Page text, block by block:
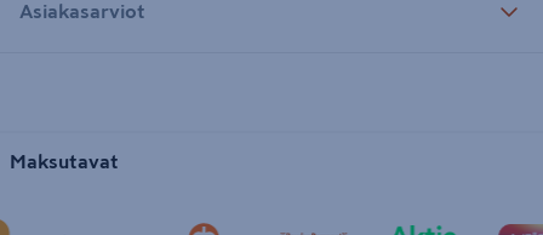
Asiakasarviot
Maksutavat